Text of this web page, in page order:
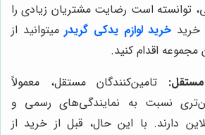
توانسته است رضایت مشتریان زیادی را
خرید لوازم یدکی گریدرمیتوانید از
اقدام کنید.
تامین‌کنندگان مستقل، معمولاً
نسبت به نمایندگی‌های رسمی و
دارند. با این حال، قبل از خرید از